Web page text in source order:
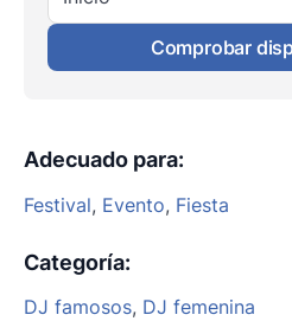
Comprobar
Adecuado para:
Festival, Evento, Fiesta
Categoría:
DJ famosos, DJ femenina